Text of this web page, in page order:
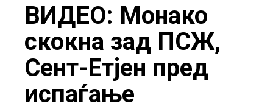
here
ВИДЕО: Монако
скокна зад ПСЖ,
Сент-Етјен пред
испаѓање